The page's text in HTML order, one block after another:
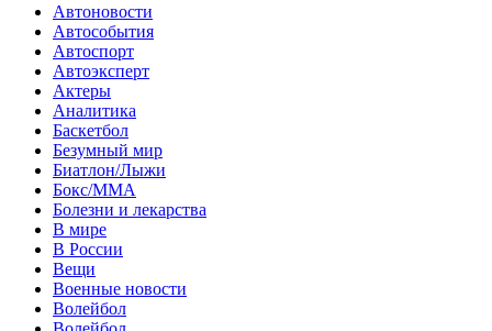
Автоновости
Автособытия
Автоспорт
Автоэксперт
Актеры
Аналитика
Баскетбол
Безумный мир
Биатлон/Лыжи
Бокс/MMA
Болезни и лекарства
В мире
В России
Вещи
Военные новости
Волейбол